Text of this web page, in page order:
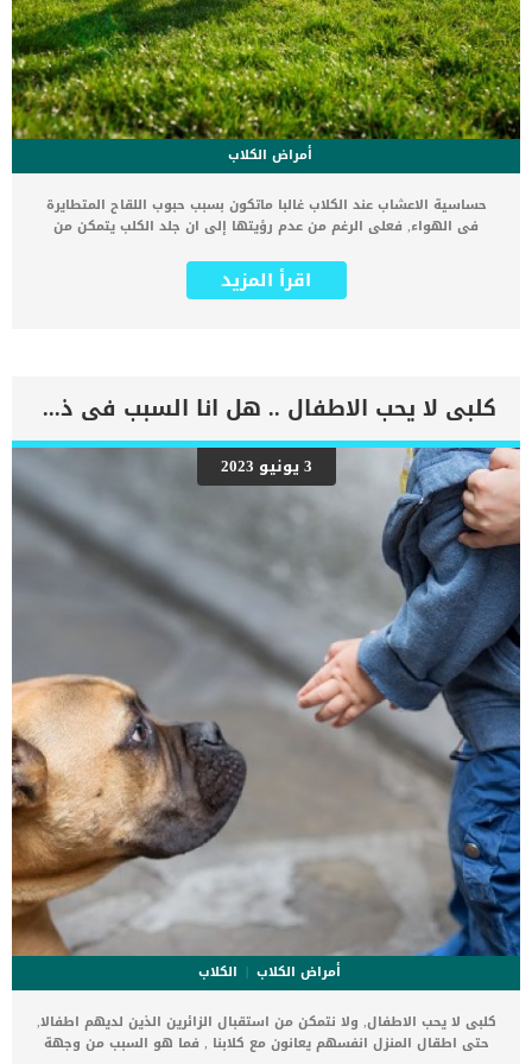
أمراض الكلاب
حساسية الاعشاب عند الكلاب غالبا ماتكون بسبب حبوب اللقاح المتطايرة
فى الهواء, فعلى الرغم من عدم رؤيتها إلى ان جلد الكلب يتمكن من
العين أحد أعراض حساسية العشب عند الكلاب والتي تنتشر أكثر في فصل
الربيع. اقرأ ايضا: علاج تسمم الكلاب وأعراض التسمم للكلاب بالتفصيل من
الأطعمة الضارة للكلاب أعراض تدل على إصابة كلبك بحساسية الاعشاب
راقب كلبك واحرص على سلامته دائما فهناك الكثير من انواع الحساسية
المختلفة وتختلف أعراض الإصابة بحساسية الاعشاب عند الكلاب ولكن الأكثر
شيوعا : بقع صلعاء اسهال. اقرا ايضا: الإسهال في الكلاب بالتفصيل، علاج
المرض و الوقاية والأعراضاللعق المفرط بشرة رطبة و مقشرة احمرار
وسيلان العين العطس التهاب الحلق مما يسبب الشخير كما تصيب
حساسية الاعشاب الكلاب فى اى عمر وفي اى جنس و فى جميع السلالات
ولكنها تنتشر بكثرة عند سلالة الجيرمن والبولدوج. تعرف على اسباب
حساسية الاعشاب عند كلبك حبوب اللقاح المتطايرة فى الجو […]
اقرأ المزيد
كلبى لا يحب الاطفال .. هل انا السبب فى ذلك ؟
3 يونيو 2023
أمراض الكلاب
الكلاب
كلبى لا يحب الاطفال, ولا نتمكن من استقبال الزائرين الذين لديهم اطفالا,
حتى اطقال المنزل انفسهم يعانون مع كلابنا , فما هو السبب من وجهة